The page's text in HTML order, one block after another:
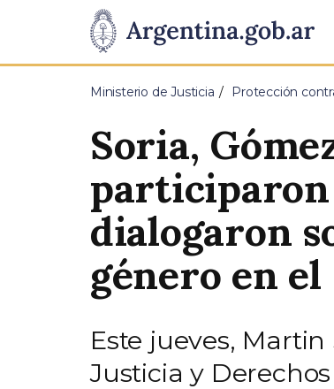
Presidencia
de
Pasar al contenido principal
Ministerio de Justicia Protección
Soria,
participaron
dialogaron
género en
Este jueves,
Justicia y